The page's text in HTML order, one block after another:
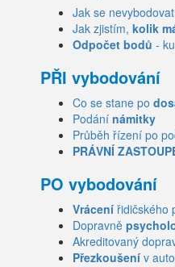
Jak se
Jak zjistím, kolik
Odpočet bodů -
PŘI vybodování
Co se stane po
Podání námitky
Průběh řízení po
PRÁVNÍ
PO vybodování
Vrácení řidičského
Dopravně
Akreditovaný
Přezkoušení v